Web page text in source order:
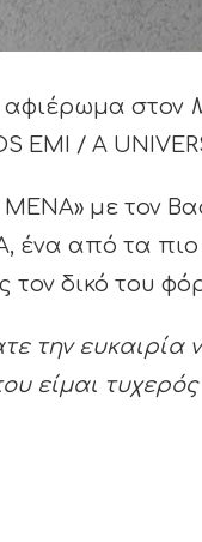
στον
/ A
ΜΕΝΑ» με τον
ένα από τα
τον δικό του
την ευκαιρία
είμαι